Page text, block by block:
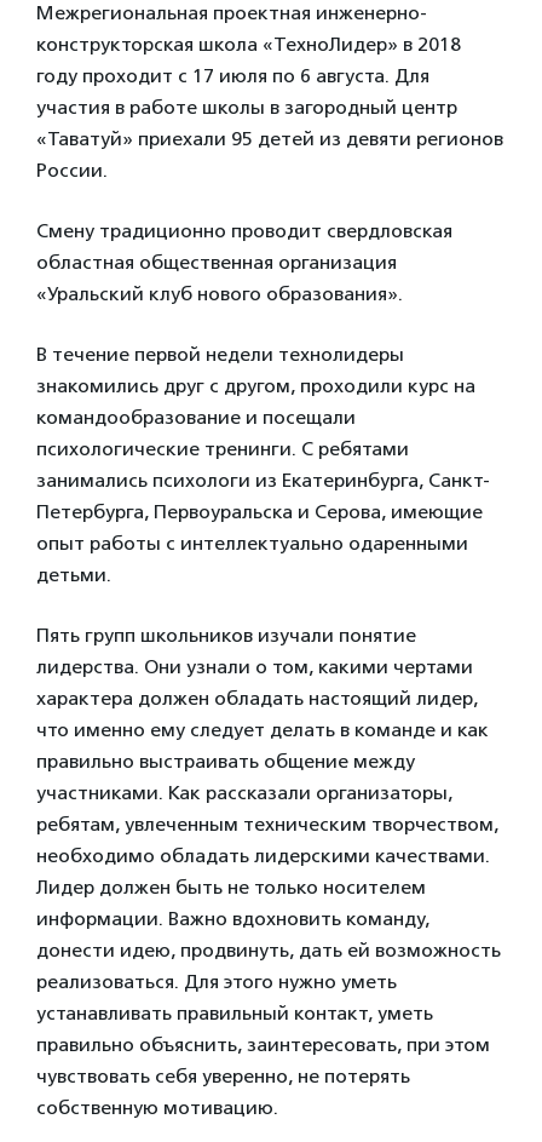
Межрегиональная проектная инженерно-
конструкторская школа «ТехноЛидер» в 2018
году проходит с 17 июля по 6 августа. Для
участия в работе школы в загородный центр
«Таватуй» приехали 95 детей из девяти регионов
России.
Смену традиционно проводит свердловская
областная общественная организация
«Уральский клуб нового образования».
В течение первой недели технолидеры
знакомились друг с другом, проходили курс на
командообразование и посещали
психологические тренинги. С ребятами
занимались психологи из Екатеринбурга, Санкт-
Петербурга, Первоуральска и Серова, имеющие
опыт работы с интеллектуально одаренными
детьми.
Пять групп школьников изучали понятие
лидерства. Они узнали о том, какими чертами
характера должен обладать настоящий лидер,
что именно ему следует делать в команде и как
правильно выстраивать общение между
участниками. Как рассказали организаторы,
ребятам, увлеченным техническим творчеством,
необходимо обладать лидерскими качествами.
Лидер должен быть не только носителем
информации. Важно вдохновить команду,
донести идею, продвинуть, дать ей возможность
реализоваться. Для этого нужно уметь
устанавливать правильный контакт, уметь
правильно объяснить, заинтересовать, при этом
чувствовать себя уверенно, не потерять
собственную мотивацию.